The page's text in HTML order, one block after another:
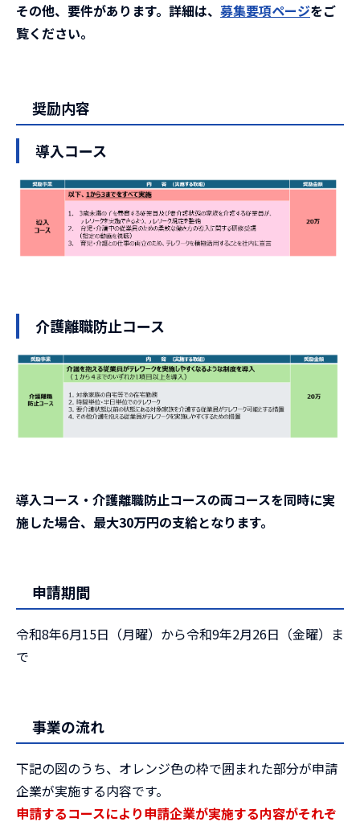
その他、要件があります。詳細は、 募集要項ページをご
覧ください。
奨励内容
導入コース
介護離職防止コース
導入コース・介護離職防止コースの両コースを同時に実
施した場合、最大30万円の支給となります。
申請期間
令和8年6月15日（月曜）から令和9年2月26日（金曜）ま
で
事業の流れ
下記の図のうち、オレンジ色の枠で囲まれた部分が申請
企業が実施する内容です。
申請するコースにより申請企業が実施する内容がそれぞ